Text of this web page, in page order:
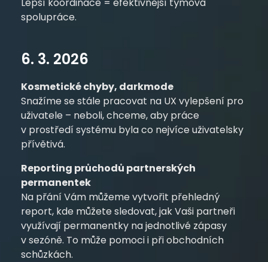
spolupráce.
6. 3. 2026
Kosmetické chyby, darkmode
Snažíme se stále pracovat na UX vylepšení pro
uživatele – neboli, chceme, aby práce
v prostředí systému byla co nejvíce uživatelsky
přívětivá.
Reporting průchodů partnerských
permanentek
Na přání Vám můžeme vytvořit přehledný
report, kde můžete sledovat, jak Vaši partneři
využívají permanentky na jednotlivé zápasy
v sezóně. To může pomoci i při obchodních
schůzkách.